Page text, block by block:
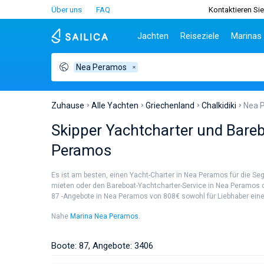
Über uns FAQ Kontaktieren
Jachten
Beliebte Länder
Griechenland
Türkei
Seychellen
Britische Jungferninseln
Bahamas
Reiseziele
Kroatien
Split
Biograd
Lefkada
Volos
Marinas
Nea Peramos
Zuhause Alle Yachten Griechenland Chalkidiki Nea
Skipper Yachtcharter und
Peramos
Es ist am besten, einen Yacht-Charter in Nea Peramos für die
mieten oder den Bareboat-Yachtcharter-Service in Nea
87 -Angebote in Nea Peramos von 808€ sowohl für Liebhaber
Nahe Marina Nea Peramos.
Boote: 87, Angebote: 3406